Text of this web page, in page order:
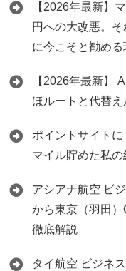
【2026年最新】
円への大改悪。
に今こそと勧める
【2026年最新】
ほルートと代替え
ポイントサイト
マイル貯めた私の
アシアナ航空 ビ
から東京（羽田
徹底解説
タイ航空 ビジネ